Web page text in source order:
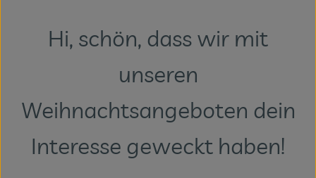
Obst & Gemüse
Vorratskammer
Naturdrogerie
Hi, schön, dass wir mit
unseren
Weihnachtsangeboten dein
Interesse geweckt haben!